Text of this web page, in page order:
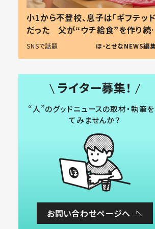
小1から不登校、息子は「ギフテッド
だった 父が“ウチ給食”を作り続
る理由とは #令和の親 #令和の子
SNSで話題 ほ・とせなNEWS編
ライター募集！
“人”のグッドニュースの取材・執筆
てみませんか？
お問い合わせページへ